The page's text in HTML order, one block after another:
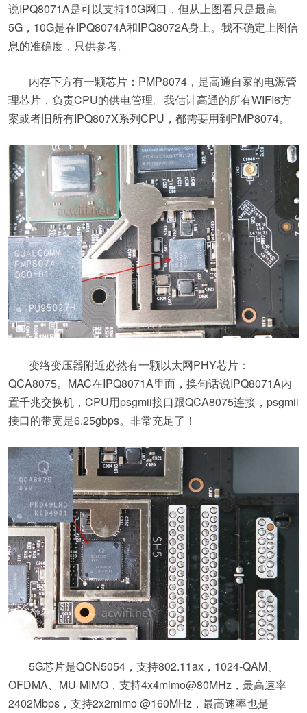
说IPQ8071A是可以支持10G网口，但从上图看只是最高
5G，10G是在IPQ8074A和IPQ8072A身上。我不确定上图信
息的准确度，只供参考。
内存下方有一颗芯片：PMP8074，是高通自家的电源管
理芯片，负责CPU的供电管理。我估计高通的所有WIFI6方
案或者旧所有IPQ807X系列CPU，都需要用到PMP8074。
变络变压器附近必然有一颗以太网PHY芯片：
QCA8075。MAC在IPQ8071A里面，换句话说IPQ8071A内
置千兆交换机，CPU用psgmii接口跟QCA8075连接，psgmii
接口的带宽是6.25gbps。非常充足了！
5G芯片是QCN5054，支持802.11ax，1024-QAM、
OFDMA、MU-MIMO，支持4x4mimo@80MHz，最高速率
2402Mbps，支持2x2mimo @160MHz，最高速率也是